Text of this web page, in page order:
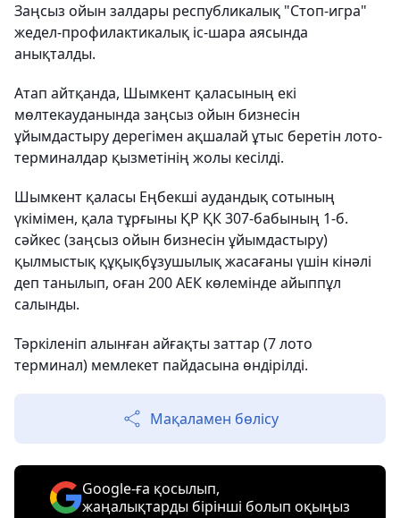
Заңсыз ойын залдары республикалық "Стоп-игра"
жедел-профилактикалық іс-шара аясында
анықталды.
Атап айтқанда, Шымкент қаласының екі
мөлтекауданында заңсыз ойын бизнесін
ұйымдастыру дерегімен ақшалай ұтыс беретін лото-
терминалдар қызметінің жолы кесілді.
Шымкент қаласы Еңбекші аудандық сотының
үкімімен, қала тұрғыны ҚР ҚК 307-бабының 1-б.
сәйкес (заңсыз ойын бизнесін ұйымдастыру)
қылмыстық құқықбұзушылық жасағаны үшін кінәлі
деп танылып, оған 200 АЕК көлемінде айыппұл
салынды.
Тәркіленіп алынған айғақты заттар (7 лото
терминал) мемлекет пайдасына өндірілді.
Мақаламен бөлісу
Google-ға қосылып,
жаңалықтарды бірінші болып оқыңыз